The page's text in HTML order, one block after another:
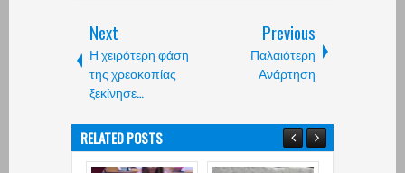
Next
Η χειρότερη φάση
της χρεοκοπίας
ξεκίνησε…
Previous
Παλαιότερη
Ανάρτηση
RELATED POSTS